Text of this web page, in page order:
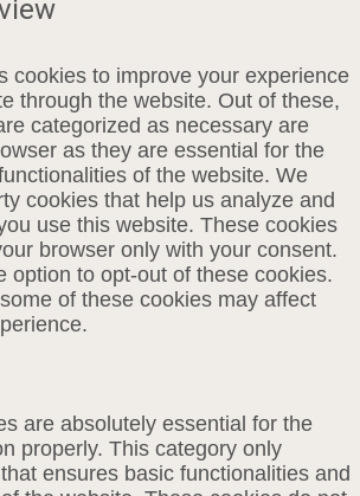
cookies to improve your experience
through the website. Out of these,
categorized as necessary are
as they are essential for the
of the website. We
cookies that help us analyze and
use this website. These cookies
browser only with your consent.
option to opt-out of these cookies.
of these cookies may affect
are absolutely essential for the
properly. This category only
ensures basic functionalities and